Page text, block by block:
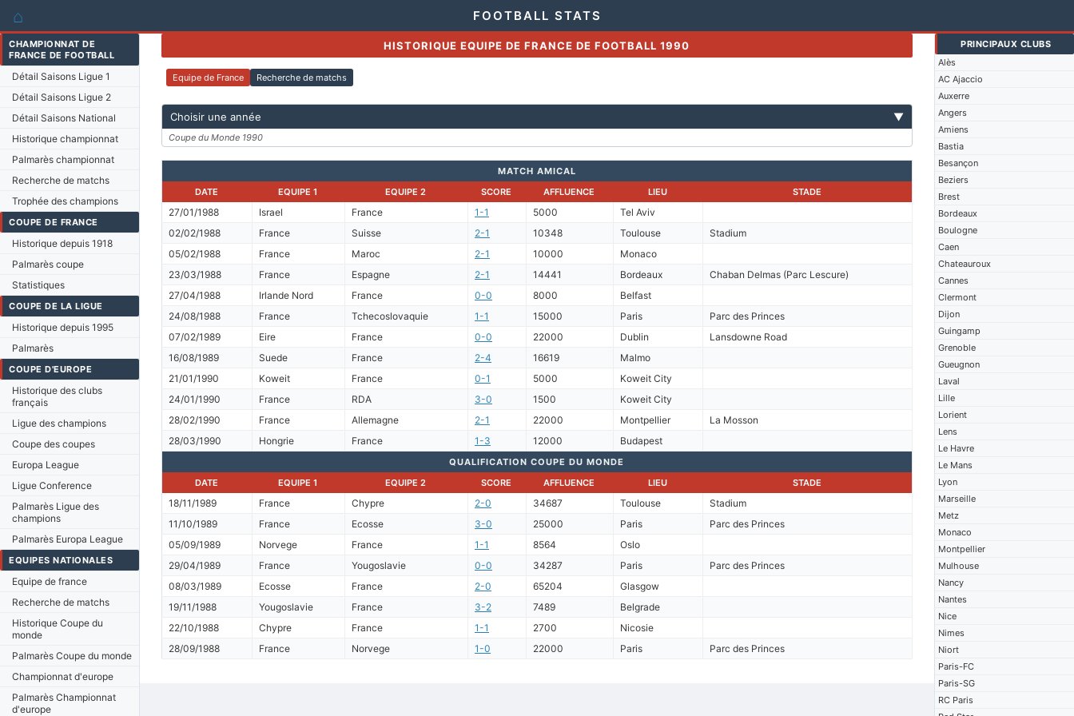
⌂ FOOTBALL STATS
CHAMPIONNAT DE
FRANCE DE FOOTBALL
Détail Saisons Ligue 1
Détail Saisons Ligue 2
Détail Saisons National
Historique championnat
Palmarès championnat
Recherche de matchs
Trophée des champions
COUPE DE FRANCE
Historique depuis 1918
Palmarès coupe
Statistiques
COUPE DE LA LIGUE
Historique depuis 1995
Palmarès
COUPE D'EUROPE
Historique des clubs
français
Ligue des champions
Coupe des coupes
Europa League
Ligue Conference
Palmarès Ligue des
champions
Palmarès Europa League
EQUIPES NATIONALES
Equipe de france
Recherche de matchs
Historique Coupe du
monde
Palmarès Coupe du monde
Championnat d'europe
Palmarès Championnat
d'europe
PRINCIPAUX CLUBS
Alès
AC Ajaccio
Auxerre
Angers
Amiens
Bastia
Besançon
Beziers
Brest
Bordeaux
Boulogne
Caen
Chateauroux
Cannes
Clermont
Dijon
Guingamp
Grenoble
Gueugnon
Laval
Lille
Lorient
Lens
Le Havre
Le Mans
Lyon
Marseille
Metz
Monaco
Montpellier
Mulhouse
Nancy
Nantes
Nice
Nimes
Niort
Paris-FC
Paris-SG
RC Paris
HISTORIQUE EQUIPE DE FRANCE DE FOOTBALL 1990
Equipe de France Recherche de matchs
Choisir une année ▼
Coupe du Monde 1990
MATCH AMICAL
DATE
EQUIPE 1 EQUIPE 2 SCORE AFFLUENCE LIEU STADE
27/01/1988 Israel France 1-1 5000
Tel Aviv
02/02/1988
France Suisse 2-1 10348 Toulouse
Stadium
05/02/1988
France Maroc 2-1 10000
Monaco
23/03/1988
France Espagne 2-1 14441 Bordeaux
Chaban Delmas (Parc Lescure)
27/04/1988
Irlande Nord France 0-0 8000
Belfast
24/08/1988
France Tchecoslovaquie 1-1 15000 Paris
Parc des Princes
07/02/1989
Eire France 0-0 22000 Dublin
Lansdowne Road
16/08/1989
Suede France 2-4 16619
Malmo
21/01/1990
Koweit France 0-1 5000
Koweit City
24/01/1990
France RDA 3-0 1500
Koweit City
28/02/1990
France Allemagne 2-1 22000 Montpellier
La Mosson
28/03/1990
Hongrie France 1-3 12000 Budapest
QUALIFICATION COUPE DU MONDE
DATE
EQUIPE 1 EQUIPE 2 SCORE AFFLUENCE LIEU STADE
18/11/1989 France Chypre 2-0 34687 Toulouse
Stadium
11/10/1989
France Ecosse 3-0 25000 Paris
Parc des Princes
05/09/1989
Norvege France 1-1 8564
Oslo
29/04/1989
France Yougoslavie 0-0 34287 Paris
Parc des Princes
08/03/1989
Ecosse France 2-0 65204
Glasgow
19/11/1988
Yougoslavie France 3-2 7489
Belgrade
22/10/1988
Chypre France 1-1 2700
Nicosie
28/09/1988
France Norvege 1-0 22000 Paris Parc des Princes